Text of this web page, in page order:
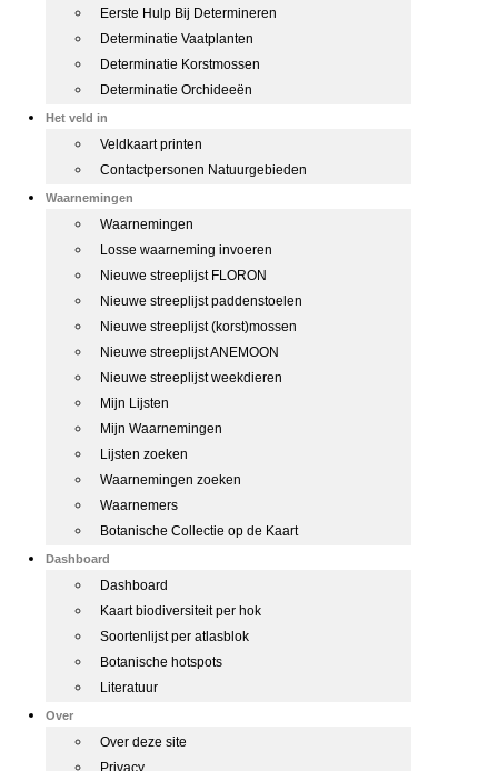
Eerste Hulp Bij Determineren
Determinatie Vaatplanten
Determinatie Korstmossen
Determinatie Orchideeën
Het veld in
Veldkaart printen
Contactpersonen Natuurgebieden
Waarnemingen
Waarnemingen
Losse waarneming invoeren
Nieuwe streeplijst FLORON
Nieuwe streeplijst paddenstoelen
Nieuwe streeplijst (korst)mossen
Nieuwe streeplijst ANEMOON
Nieuwe streeplijst weekdieren
Mijn Lijsten
Mijn Waarnemingen
Lijsten zoeken
Waarnemingen zoeken
Waarnemers
Botanische Collectie op de Kaart
Dashboard
Dashboard
Kaart biodiversiteit per hok
Soortenlijst per atlasblok
Botanische hotspots
Literatuur
Over
Over deze site
Privacy